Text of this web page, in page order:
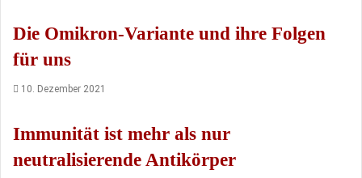
Die Omikron-Variante und ihre Folgen
für uns
10. Dezember 2021
Immunität ist mehr als nur
neutralisierende Antikörper